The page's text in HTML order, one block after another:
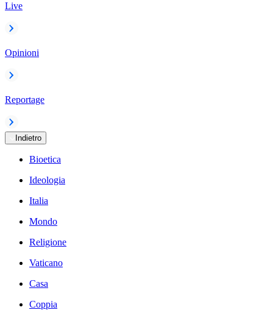
Live
Opinioni
Reportage
Indietro
Bioetica
Ideologia
Italia
Mondo
Religione
Vaticano
Casa
Coppia